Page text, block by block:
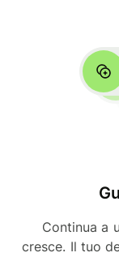
Continua a
cresce. Il tuo